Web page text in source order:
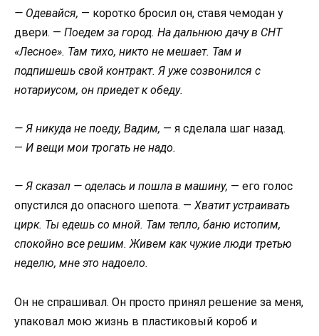
— Одевайся, — коротко бросил он, ставя чемодан у
двери. — Поедем за город. На дальнюю дачу в СНТ
«Лесное». Там тихо, никто не мешает. Там и
подпишешь свой контракт. Я уже созвонился с
нотариусом, он приедет к обеду.
— Я никуда не поеду, Вадим, — я сделала шаг назад.
— И вещи мои трогать не надо.
— Я сказал — оделась и пошла в машину, — его голос
опустился до опасного шепота. — Хватит устраивать
цирк. Ты едешь со мной. Там тепло, баню истопим,
спокойно все решим. Живем как чужие люди третью
неделю, мне это надоело.
Он не спрашивал. Он просто принял решение за меня,
упаковал мою жизнь в пластиковый короб и